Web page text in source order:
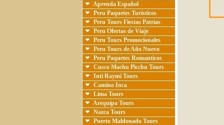
Aprenda Español
Peru Paquetes Turísticos
Peru Tours Fiestas Patrias
Peru Ofertas de Viaje
Peru Tours Promocionales
Peru Tours de Año Nuevo
Peru Paquetes Romanticos
Cusco Machu Picchu Tours
Inti Raymi Tours
Camino Inca
Lima Tours
Arequipa Tours
Nazca Tours
Puerto Maldonado Tours